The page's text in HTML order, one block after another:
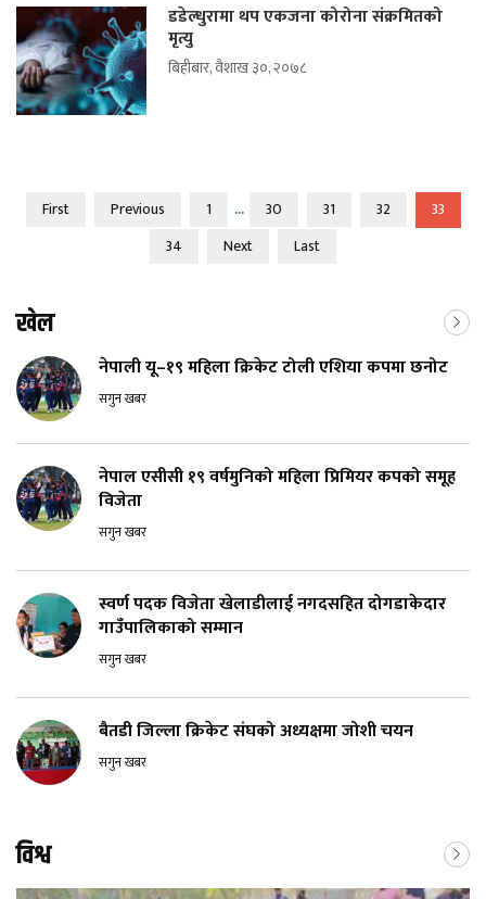
डडेल्धुरामा थप एकजना कोरोना संक्रमितको
मृत्यु
बिहीबार, वैशाख ३०, २०७८
First Previous 1 ... 30 31 32
33
34
Next Last
खेल
नेपाली यू–१९ महिला क्रिकेट टोली एशिया कपमा छनोट
सगुन खबर
नेपाल एसीसी १९ वर्षमुनिको महिला प्रिमियर कपको समूह
विजेता
सगुन खबर
स्वर्ण पदक विजेता खेलाडीलाई नगदसहित दोगडाकेदार
गाउँपालिकाको सम्मान
सगुन खबर
बैतडी जिल्ला क्रिकेट संघको अध्यक्षमा जोशी चयन
सगुन खबर
विश्व